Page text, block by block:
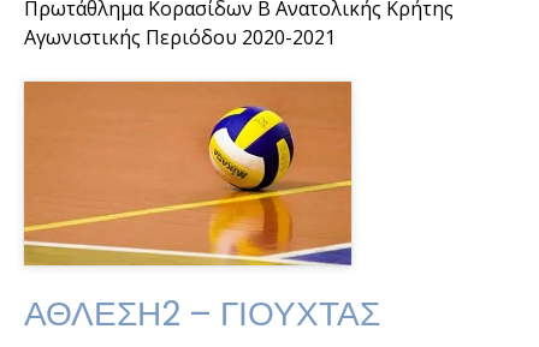
Πρωτάθλημα Κορασίδων Β Ανατολικής Κρήτης
Αγωνιστικής Περιόδου 2020-2021
ΑΘΛΕΣΗ2 – ΓΙΟΥΧΤΑΣ